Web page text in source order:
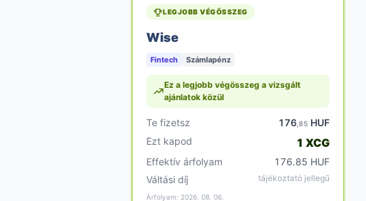
LEGJOBB VÉGÖSSZEG
Wise
Fintech Számlapénz
Ez a legjobb végösszeg a vizsgált
ajánlatok közül
Te fizetsz 176 ,85 HUF
Ezt kapod
1 XCG
Effektív árfolyam
176.85 HUF
Váltási díj
tájékoztató jellegű
Árfolyam: 2026. 08. 06.